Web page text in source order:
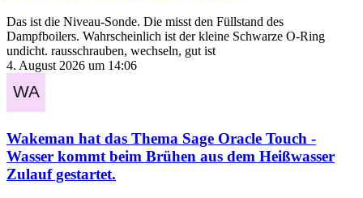
Das ist die Niveau-Sonde. Die misst den Füllstand des
Dampfboilers. Wahrscheinlich ist der kleine Schwarze O-Ring
undicht. rausschrauben, wechseln, gut ist
4. August 2026 um 14:06
Wakeman hat das Thema Sage Oracle Touch -
Wasser kommt beim Brühen aus dem Heißwasser
Zulaufgestartet.